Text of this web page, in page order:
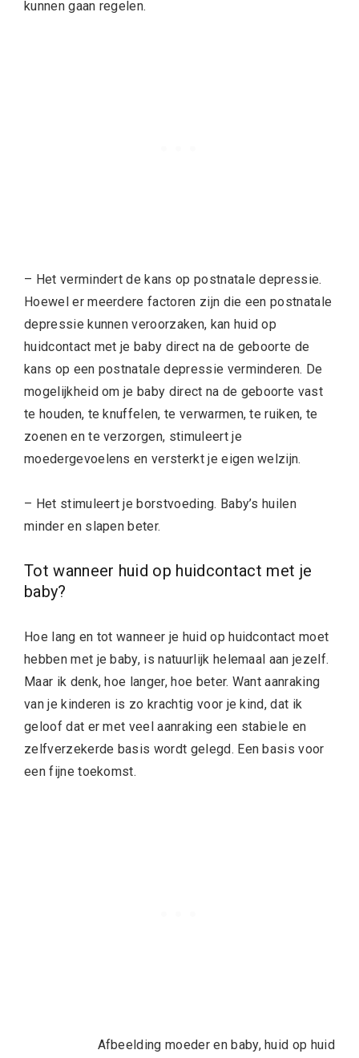
kunnen gaan regelen.
– Het vermindert de kans op postnatale depressie.
Hoewel er meerdere factoren zijn die een postnatale
depressie kunnen veroorzaken, kan huid op
huidcontact met je baby direct na de geboorte de
kans op een postnatale depressie verminderen. De
mogelijkheid om je baby direct na de geboorte vast
te houden, te knuffelen, te verwarmen, te ruiken, te
zoenen en te verzorgen, stimuleert je
moedergevoelens en versterkt je eigen welzijn.
– Het stimuleert je borstvoeding. Baby’s huilen
minder en slapen beter.
Tot wanneer huid op huidcontact met je
baby?
Hoe lang en tot wanneer je huid op huidcontact moet
hebben met je baby, is natuurlijk helemaal aan jezelf.
Maar ik denk, hoe langer, hoe beter. Want aanraking
van je kinderen is zo krachtig voor je kind, dat ik
geloof dat er met veel aanraking een stabiele en
zelfverzekerde basis wordt gelegd. Een basis voor
een fijne toekomst.
Afbeelding moeder en baby, huid op huid